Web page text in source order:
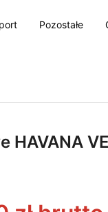
Pozostałe
HAVANA